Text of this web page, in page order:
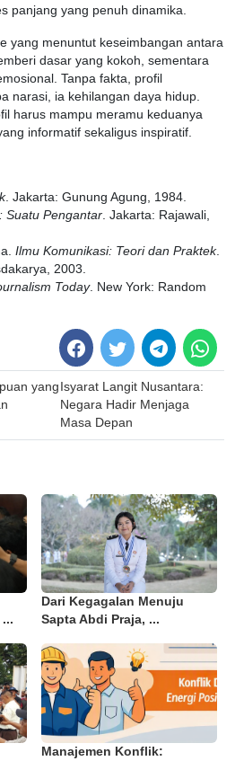
panjang yang penuh dinamika.
yang menuntut keseimbangan antara
dasar yang kokoh, sementara
Tanpa fakta, profil
narasi, ia kehilangan daya hidup.
harus mampu meramu keduanya
informatif sekaligus inspiratif.
. Jakarta: Gunung Agung, 1984.
Suatu Pengantar . Jakarta: Rajawali,
Ilmu Komunikasi: Teori dan Praktek.
2003.
Today. New York: Random
yang Isyarat Langit Nusantara:
Negara Hadir Menjaga
Masa Depan
Dari Kegagalan Menuju
Sapta Abdi Praja, ...
Manajemen Konflik: